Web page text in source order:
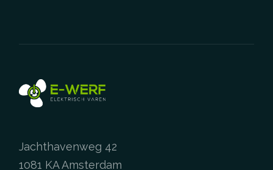
Jachthavenweg 42
1081 KA Amsterdam